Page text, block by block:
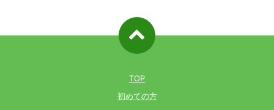
TOP
初めての方